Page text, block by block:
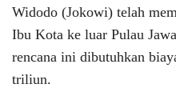
Widodo (Jokowi) telah
Ibu Kota ke luar Pulau
rencana ini dibutuhkan
triliun.